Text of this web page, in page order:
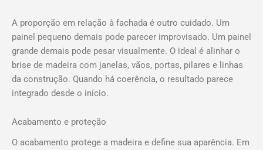
A proporção em relação à fachada é outro cuidado. Um
painel pequeno demais pode parecer improvisado. Um painel
grande demais pode pesar visualmente. O ideal é alinhar o
brise de madeira com janelas, vãos, portas, pilares e linhas
da construção. Quando há coerência, o resultado parece
integrado desde o início.
Acabamento e proteção
O acabamento protege a madeira e define sua aparência. Em